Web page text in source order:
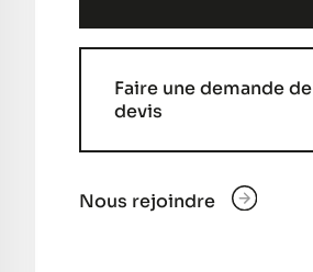
Faire une demande de
devis
Nous rejoindre